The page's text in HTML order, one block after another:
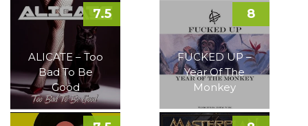
ALICATE – Too
Bad To Be
Good
7.5
FUCKED UP –
Year Of The
Monkey
8